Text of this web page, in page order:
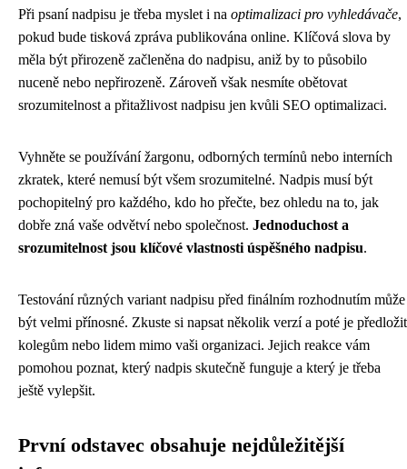
Při psaní nadpisu je třeba myslet i na optimalizaci pro vyhledávače,
pokud bude tisková zpráva publikována online. Klíčová slova by
měla být přirozeně začleněna do nadpisu, aniž by to působilo
nuceně nebo nepřirozeně. Zároveň však nesmíte obětovat
srozumitelnost a přitažlivost nadpisu jen kvůli SEO optimalizaci.
Vyhněte se používání žargonu, odborných termínů nebo interních
zkratek, které nemusí být všem srozumitelné. Nadpis musí být
pochopitelný pro každého, kdo ho přečte, bez ohledu na to, jak
dobře zná vaše odvětví nebo společnost. Jednoduchost a
srozumitelnost jsou klíčové vlastnosti úspěšného nadpisu.
Testování různých variant nadpisu před finálním rozhodnutím může
být velmi přínosné. Zkuste si napsat několik verzí a poté je předložit
kolegům nebo lidem mimo vaši organizaci. Jejich reakce vám
pomohou poznat, který nadpis skutečně funguje a který je třeba
ještě vylepšit.
První odstavec obsahuje nejdůležitější